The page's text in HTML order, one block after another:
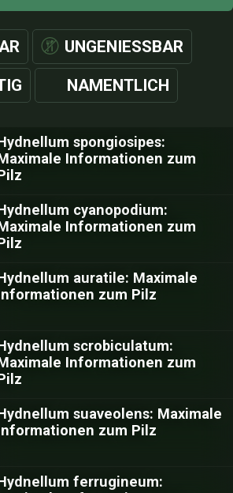
UNGENIESSBAR
NAMENTLICH
spongiosipes:
Informationen zum
cyanopodium:
Informationen zum
auratile: Maximale
zum Pilz
scrobiculatum:
Informationen zum
suaveolens: Maximale
zum Pilz
ferrugineum: